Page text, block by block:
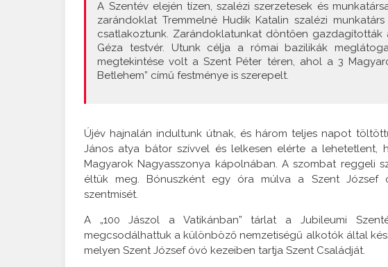
A Szentév elején tízen, szalézi szerzetesek és
zarándoklat Tremmelné Hudik Katalin szalézi
csatlakoztunk. Zarándoklatunkat döntően gazdagították
Géza testvér. Utunk célja a római bazilikák
megtekintése volt a Szent Péter téren, ahol a 3
Betlehem” című festménye is szerepelt.
Újév hajnalán indultunk útnak, és három teljes napot
János atya bátor szívvel és lelkesen elérte a lehetetlent,
Magyarok Nagyasszonya kápolnában. A szombat reggeli
éltük meg. Bónuszként egy óra múlva a Szent József
szentmisét.
A „100 Jászol a Vatikánban” tárlat a Jubileumi
megcsodálhattuk a különböző nemzetiségű alkotók által
melyen Szent József óvó kezeiben tartja Szent Családját.